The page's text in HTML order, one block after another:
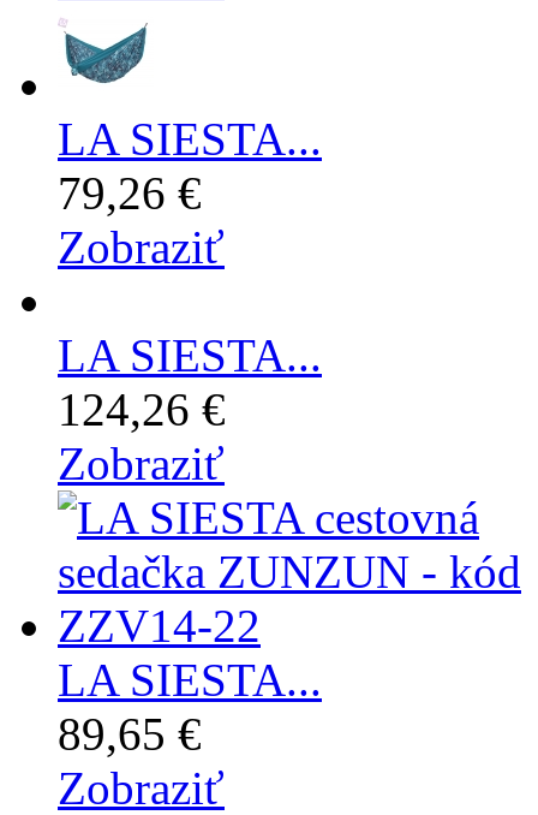
LA SIESTA...
79,26 €
Zobraziť
LA SIESTA...
124,26 €
Zobraziť
LA SIESTA...
89,65 €
Zobraziť